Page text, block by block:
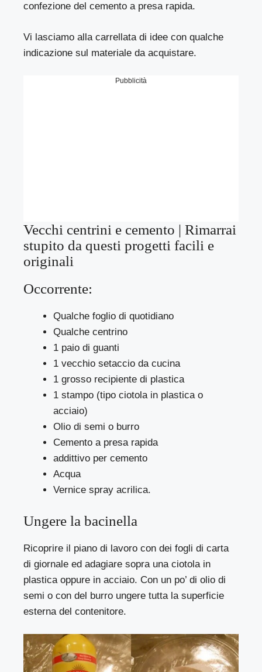
confezione del cemento a presa rapida.
Vi lasciamo alla carrellata di idee con qualche
indicazione sul materiale da acquistare.
Pubblicità
Vecchi centrini e cemento | Rimarrai
stupito da questi progetti facili e
originali
Occorrente:
Qualche foglio di quotidiano
Qualche centrino
1 paio di guanti
1 vecchio setaccio da cucina
1 grosso recipiente di plastica
1 stampo (tipo ciotola in plastica o
acciaio)
Olio di semi o burro
Cemento a presa rapida
addittivo per cemento
Acqua
Vernice spray acrilica.
Ungere la bacinella
Ricoprire il piano di lavoro con dei fogli di carta
di giornale ed adagiare sopra una ciotola in
plastica oppure in acciaio. Con un po’ di olio di
semi o con del burro ungere tutta la superficie
esterna del contenitore.